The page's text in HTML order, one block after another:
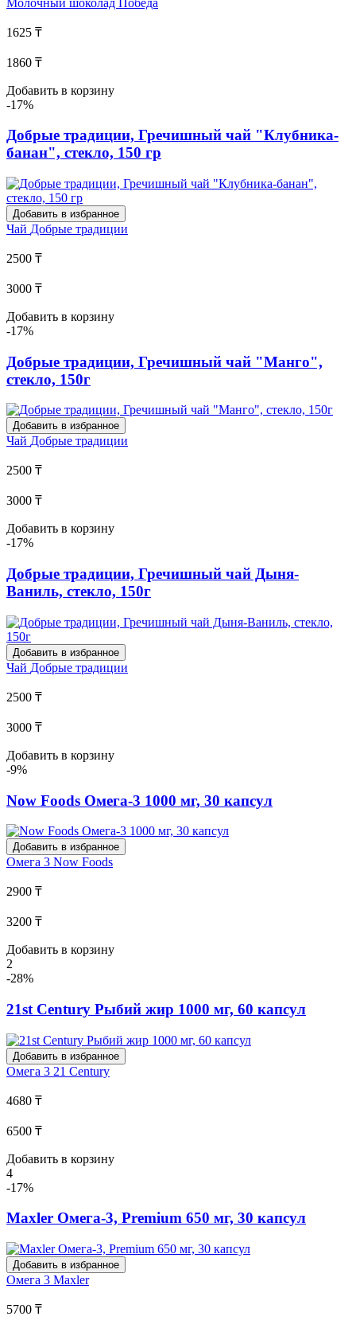
1625 ₸
1860 ₸
Добавить в корзину
-17%
Добрые традиции, Гречишный чай "Клубника-
банан", стекло, 150 гр
Добавить в избранное
Чай Добрые традиции
2500 ₸
3000 ₸
Добавить в корзину
-17%
Добрые традиции, Гречишный чай "Манго",
стекло, 150г
Добавить в избранное
Чай Добрые традиции
2500 ₸
3000 ₸
Добавить в корзину
-17%
Добрые традиции, Гречишный чай Дыня-
Ваниль, стекло, 150г
Добавить в избранное
Чай Добрые традиции
2500 ₸
3000 ₸
Добавить в корзину
-9%
Now Foods Омега-3 1000 мг, 30 капсул
Добавить в избранное
Омега 3 Now Foods
2900 ₸
3200 ₸
Добавить в корзину
2
-28%
21st Century Рыбий жир 1000 мг, 60 капсул
Добавить в избранное
Омега 3 21 Century
4680 ₸
6500 ₸
Добавить в корзину
4
-17%
Maxler Омега-3, Premium 650 мг, 30 капсул
Добавить в избранное
Омега 3 Maxler
5700 ₸